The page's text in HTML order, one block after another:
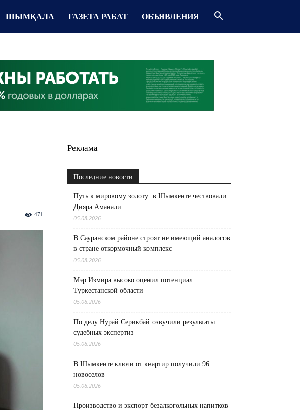
ШЫМҚАЛА ГАЗЕТА РАБАТ ОБЪЯВЛЕНИЯ
471
Реклама
Последние новости
Путь к мировому золоту: в Шымкенте чествовали
Дияра Аманали
05.08.2026
В Сауранском районе строят не имеющий аналогов
в стране откормочный комплекс
05.08.2026
Мэр Измира высоко оценил потенциал
Туркестанской области
05.08.2026
По делу Нурай Серикбай озвучили результаты
судебных экспертиз
05.08.2026
В Шымкенте ключи от квартир получили 96
новоселов
05.08.2026
Производство и экспорт безалкогольных напитков